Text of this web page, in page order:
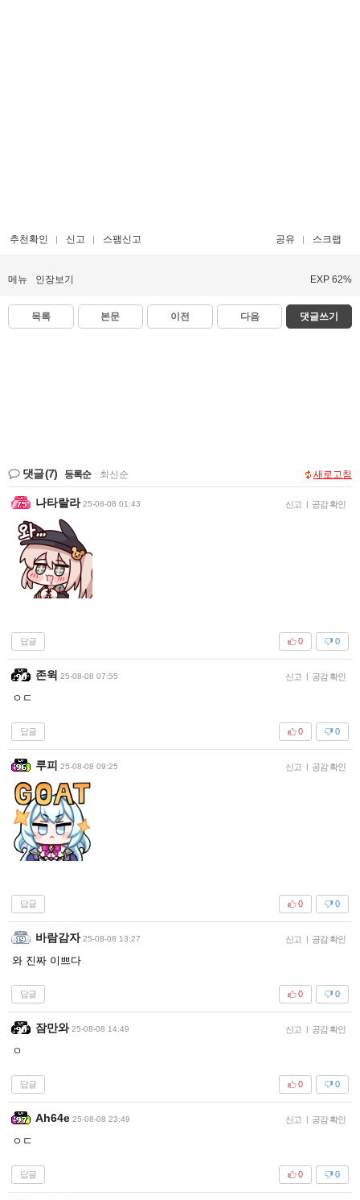
추천확인 신고 스팸신고 공유 스크랩
메뉴 인장보기 EXP 62%
목록 본문 이전 다음 댓글쓰기
댓글(7) 등록순 최신순 새로고침
나타랄라 25-08-08 01:43 신고 | 공감 확인
답글 0
0
존윅 25-08-08 07:55 신고 | 공감 확인
ㅇㄷ
답글 0
0
루피 25-08-08 09:25 신고 | 공감 확인
답글 0
0
바람감자 25-08-08 13:27 신고 | 공감 확인
와 진짜 이쁘다
답글 0
0
잠만와 25-08-08 14:49 신고 | 공감 확인
ㅇ
답글 0
0
Ah64e 25-08-08 23:49 신고 | 공감 확인
ㅇㄷ
답글 0
0